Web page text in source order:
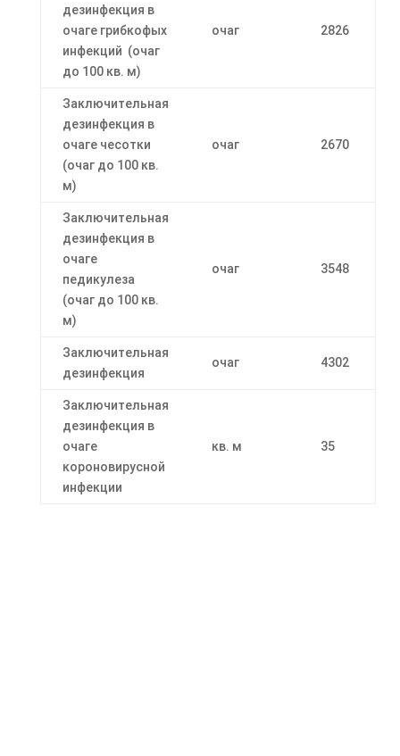
дезинфекция в
очаге грибкофых
инфекций (очаг
до 100 кв. м)
очаг 2826
Заключительная
дезинфекция в
очаге чесотки
(очаг до 100 кв.
м)
очаг 2670
Заключительная
дезинфекция в
очаге
педикулеза
(очаг до 100 кв.
м)
очаг 3548
Заключительная
дезинфекция
очаг 4302
Заключительная
дезинфекция в
очаге
короновирусной
инфекции
кв. м 35